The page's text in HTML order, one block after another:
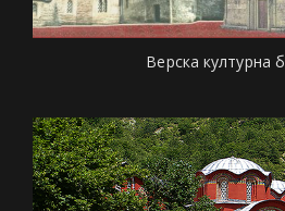
Верска културна